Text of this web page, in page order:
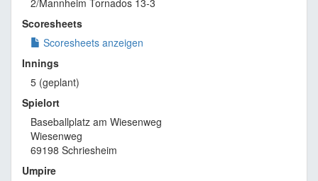
2/Mannheim Tornados 13-3
Scoresheets
Scoresheets anzeigen
Innings
5 (geplant)
Spielort
Baseballplatz am Wiesenweg
Wiesenweg
69198 Schriesheim
Umpire